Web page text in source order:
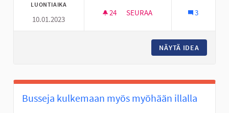
LUONTIAIKA
10.01.2023
24 24 SEURAAJAA
SEURAA 3
NÄYTÄ IDEA
Busseja kulkemaan myös myöhään illalla